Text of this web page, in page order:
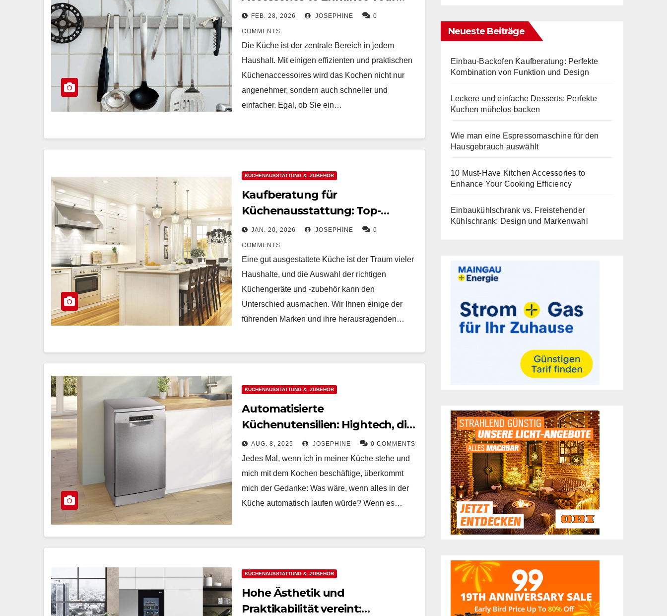
Cooking Efficiency
FEB. 28, 2026 JOSEPHINE 0
COMMENTS
Die Küche ist der zentrale Bereich in jedem
Haushalt. Mit einigen effizienten und praktischen
Küchenaccessoires wird das Kochen nicht nur
angenehmer, sondern auch schneller und
einfacher. Egal, ob Sie ein…
KÜCHENAUSSTATTUNG & -ZUBEHÖR
Kaufberatung für
Küchenausstattung: Top-
Marken und Preise im Überblick
JAN. 20, 2026 JOSEPHINE 0
COMMENTS
Eine gut ausgestattete Küche ist der Traum vieler
Haushalte, und die Auswahl der richtigen
Küchengeräte und -zubehör kann den
Unterschied ausmachen. Wir Ihnen einige der
führenden Marken und ihre herausragenden…
KÜCHENAUSSTATTUNG & -ZUBEHÖR
Automatisierte
Küchenutensilien: Hightech, die
das Putzen leicht macht
AUG. 8, 2025 JOSEPHINE 0 COMMENTS
Jedes Mal, wenn ich in meiner Küche stehe und
mich mit dem Kochen beschäftige, überkommt
mich der Gedanke: Was wäre, wenn alles in der
Küche automatisch laufen würde? Wenn es…
KÜCHENAUSSTATTUNG & -ZUBEHÖR
Hohe Ästhetik und
Praktikabilität vereint:
Neueste Beiträge
Einbau-Backofen Kaufberatung: Perfekte
Kombination von Funktion und Design
Leckere und einfache Desserts: Perfekte
Kuchen mühelos backen
Wie man eine Espressomaschine für den
Hausgebrauch auswählt
10 Must-Have Kitchen Accessories to
Enhance Your Cooking Efficiency
Einbaukühlschrank vs. Freistehender
Kühlschrank: Design und Markenwahl